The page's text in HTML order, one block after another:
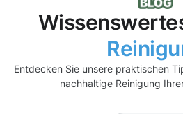
Entdecken Sie unsere praktischen
nachhaltige Reinigung